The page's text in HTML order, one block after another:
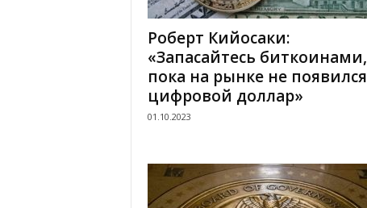
Роберт Кийосаки:
«Запасайтесь биткоинами,
пока на рынке не появился
цифровой доллар»
01.10.2023